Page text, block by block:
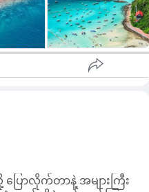
ာရှိတဲ့ ကျွန်း၁ခုဖြစ်ပြီး
ြန့်ကျဲနေသောသဲဖြူများနဲ့
ျားကြပါတယ်။ရင်သပ်ရှုမော
န်းရဲ့လူသိများတဲ့နောက်
တဲ့သစ်သားတံတားပဲဖြစ်ပါ
တာကျောက်တန်းများရဲ့
ပြီးကြည့်နိုင်ပါသေးတယ်။
ာလိုက်တာနဲ့ အများကြီး